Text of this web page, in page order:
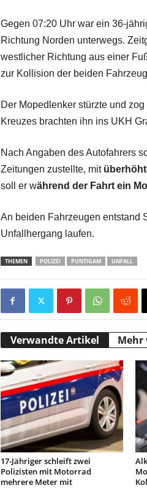
Gegen 07:20 Uhr war ein 36-
Richtung Norden unterwegs.
westlicher Richtung aus einer
zur Kollision der beiden
Der Mopedlenker stürzte und
Kreuzes brachten ihn ins UKH
Nach Angaben des Autofahrers
Zeitungen zustellte, mit
soll er während der Fahrt ein
An beiden Fahrzeugen entstand
Unfallhergang laufen.
THEMEN POLIZEI PUNTIGAM UNFALL
Verwandte Artikel Mehr
17-Jähriger schleift zwei
Polizisten mit Motorrad
mehrere Meter mit